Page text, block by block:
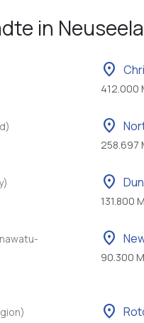
in
location_on
412.000
location_on
258.697
location_on
131.800
location_on
90.300
location_on